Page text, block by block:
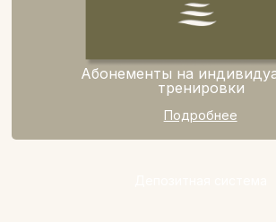
Абонементы на
тренировки
Подробнее